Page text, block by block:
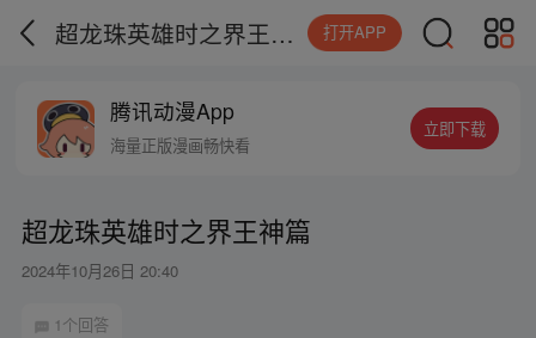
超龙珠英雄时之界王神篇 打开APP
腾讯动漫App
海量正版漫画畅快看
立即下载
超龙珠英雄时之界王神篇
2024年10月26日 20:40
1个回答